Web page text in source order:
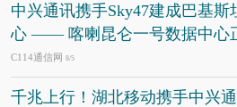
中兴通讯携手Sky47建成巴基
心 —— 喀喇昆仑一号数据中心
C114通信网 8/5
千兆上行！湖北移动携手中兴